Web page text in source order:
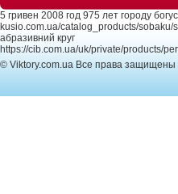
5 гривен 2008 год 975 лет городу
kusio.com.ua/catalog_products/
абразивний круг
https://cib.com.ua/uk/private/products/
© Viktory.com.ua Все права защищены